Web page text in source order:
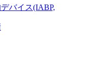
バイス(IABP,